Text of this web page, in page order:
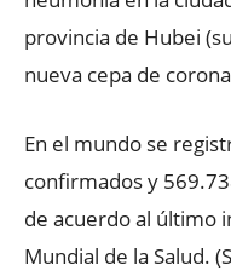
provincia de Hubei
nueva cepa de
En el mundo se
confirmados y
de acuerdo al último
Mundial de la Salud.